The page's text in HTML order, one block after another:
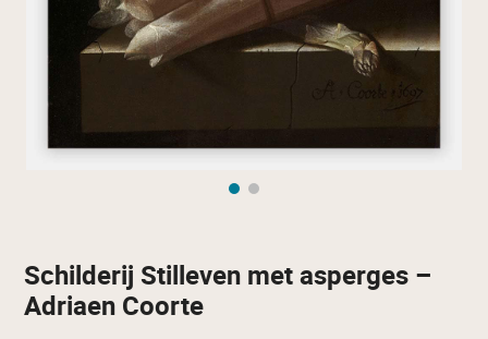
Schilderij Stilleven met asperges –
Adriaen Coorte